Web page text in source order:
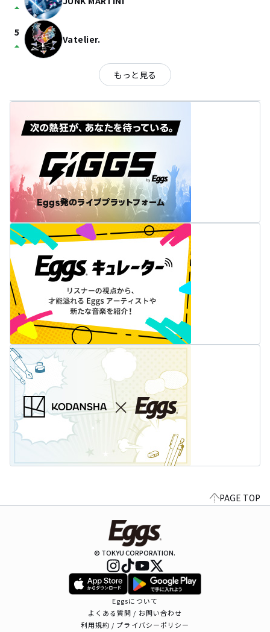
arrow_drop_up
5
arrow_drop_up Vatelier.
もっと見る
PAGE TOP
© TOKYU CORPORATION.
Eggsについて
よくある質問 / お問い合わせ
利用規約 / プライバシーポリシー